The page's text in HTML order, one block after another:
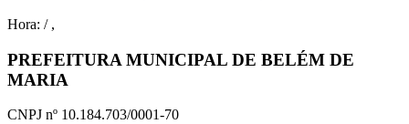
Hora: / ,
PREFEITURA MUNICIPAL DE BELÉM DE
MARIA
CNPJ nº 10.184.703/0001-70